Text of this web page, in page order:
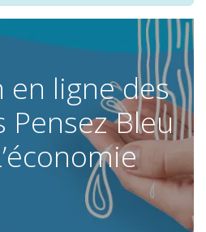
en ligne des
Pensez Bleu